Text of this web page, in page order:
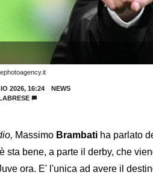
2026, 16:24
NEWS
Massimo Brambati ha parlato
sta bene, a parte il derby, che
ora. E' l'unica ad avere il